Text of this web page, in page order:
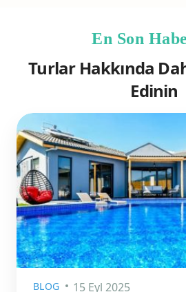
En Son
Turlar Hakkında
Edinin
BLOG 15 Eyl 2025